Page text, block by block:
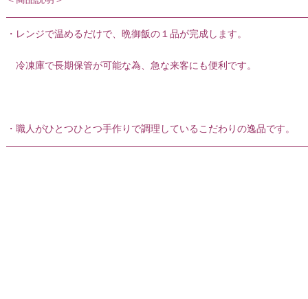
・レンジで温めるだけで、晩御飯の１品が完成します。
冷凍庫で長期保管が可能な為、急な来客にも便利です。
・職人がひとつひとつ手作りで調理しているこだわりの逸品です。